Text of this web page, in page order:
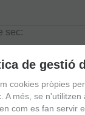
sec:
340 kcal
0,5 - 6,2 g
de gestió
cookies pròpies
A més, se
com es fan servir